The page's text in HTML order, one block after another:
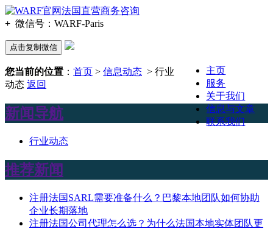
+ 微信号： WARF-Paris
点击复制微信
主页
服务
关于我们
信息与文章
联系我们
您当前的位置 ： 首页 > 信息动态 > 行业
动态 返回
新闻导航
行业动态
推荐新闻
注册法国SARL需要准备什么？巴黎本地团队如何协助
企业长期落地
注册法国公司代理怎么选？为什么法国本地实体团队更